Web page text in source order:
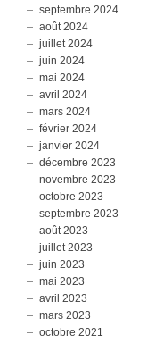
Pourquoi la
Tradition
Primordiale Est Si
Importante
septembre 2024
août 2024
juillet 2024
juin 2024
mai 2024
avril 2024
mars 2024
février 2024
janvier 2024
décembre 2023
novembre 2023
octobre 2023
septembre 2023
août 2023
juillet 2023
juin 2023
mai 2023
avril 2023
mars 2023
octobre 2021